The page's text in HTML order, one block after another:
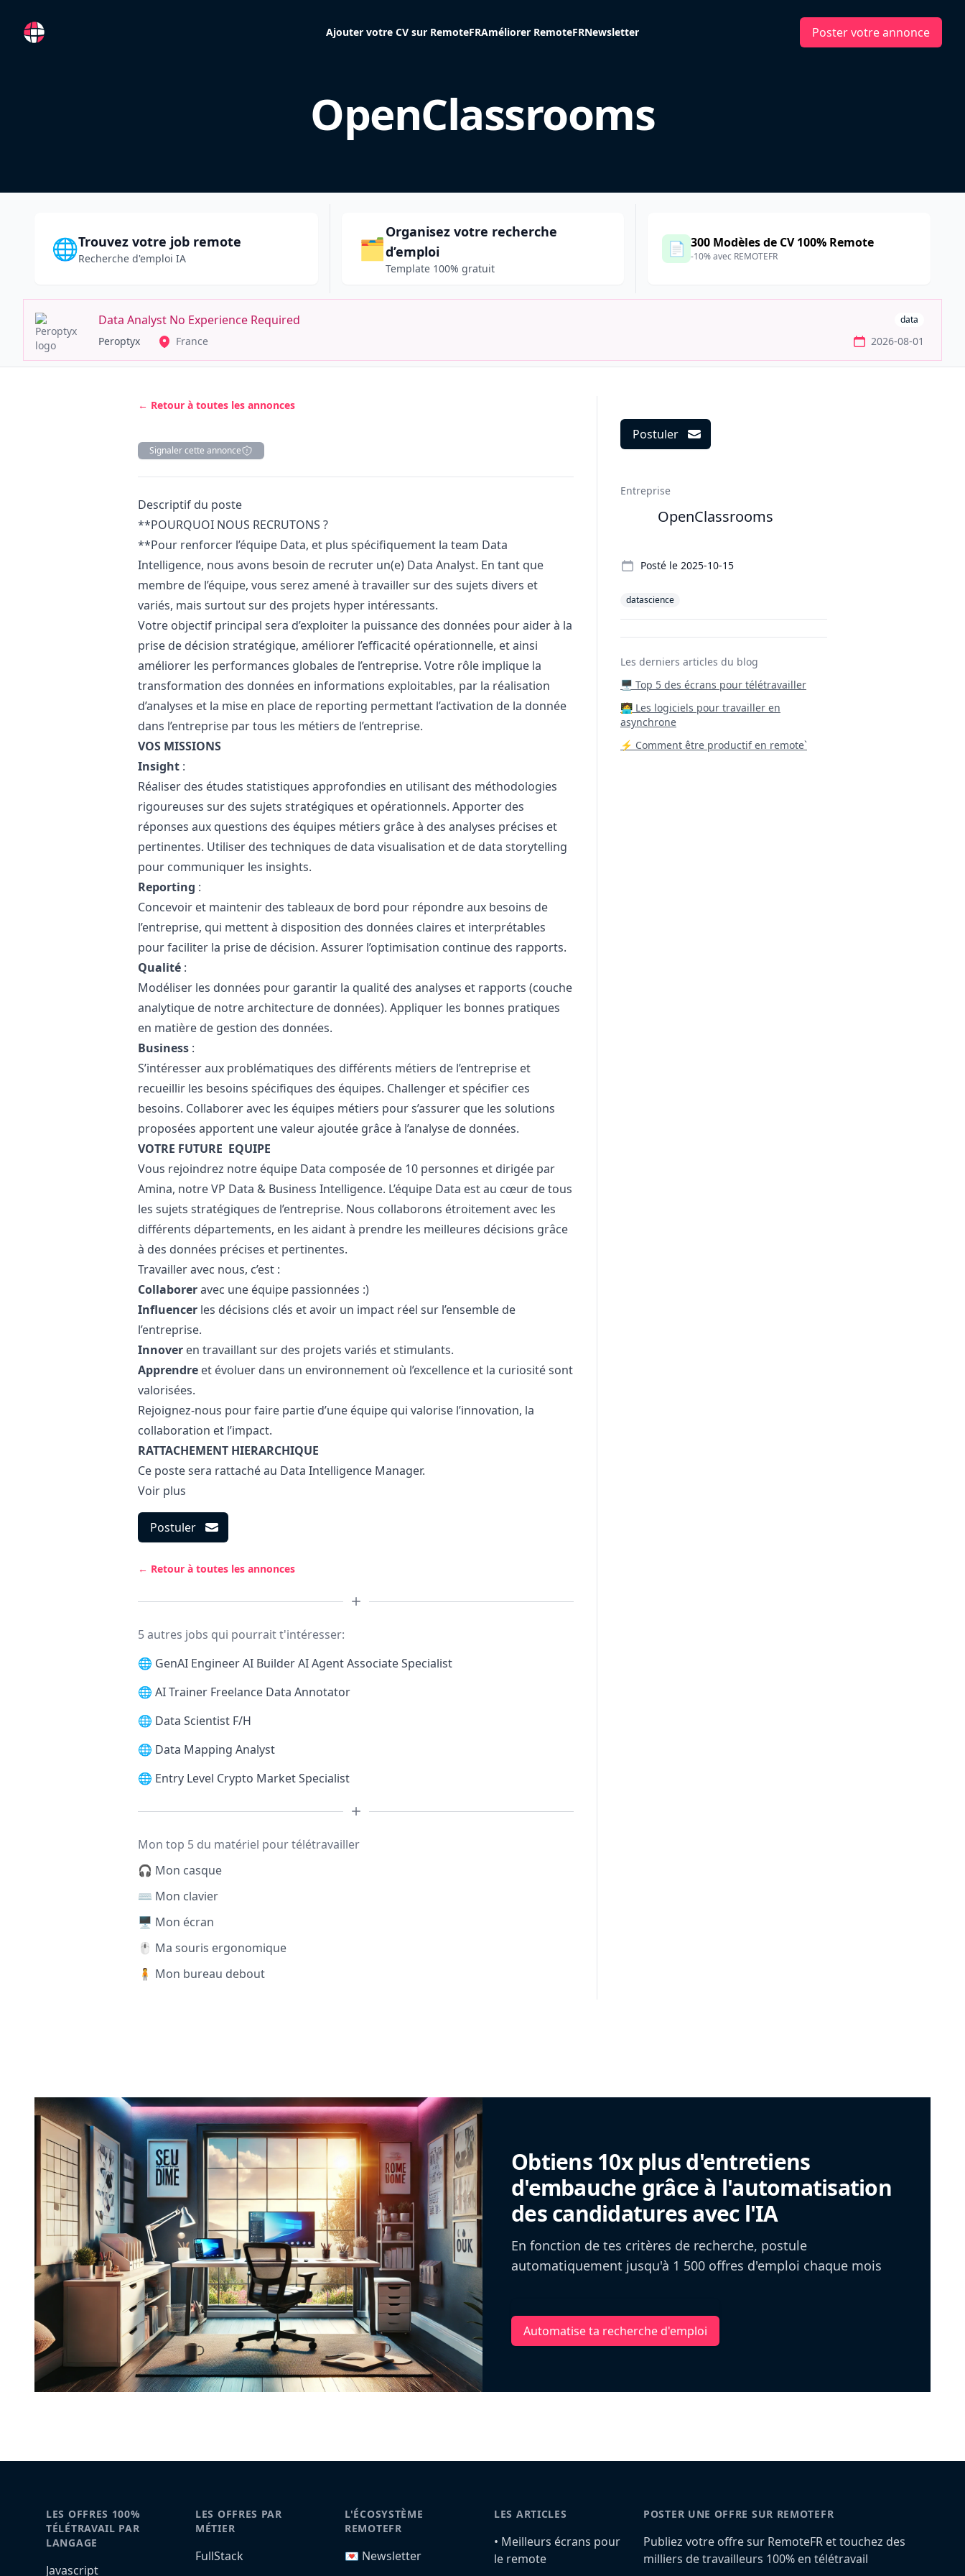
RemoteFR Ajouter votre CV sur RemoteFRAméliorer RemoteFRNewsletter Poster votre annonce
OpenClassrooms
🌐Trouvez votre job remote
Recherche d'emploi IA 🗂️
Organisez votre recherche
d’emploi
Template 100% gratuit
📄 300 Modèles de CV 100% Remote
-10% avec REMOTEFR
Data Analyst No Experience Required data
Peroptyx France 2026-08-01
← Retour à toutes les annonces
Signaler cette annonce
Description
Descriptif du poste
**POURQUOI NOUS RECRUTONS ?
**Pour renforcer l’équipe Data, et plus spécifiquement la team Data
Intelligence, nous avons besoin de recruter un(e) Data Analyst. En tant que
membre de l’équipe, vous serez amené à travailler sur des sujets divers et
variés, mais surtout sur des projets hyper intéressants.
Votre objectif principal sera d’exploiter la puissance des données pour aider à la
prise de décision stratégique, améliorer l’efficacité opérationnelle, et ainsi
améliorer les performances globales de l’entreprise. Votre rôle implique la
transformation des données en informations exploitables, par la réalisation
d’analyses et la mise en place de reporting permettant l’activation de la donnée
dans l’entreprise par tous les métiers de l’entreprise.
VOS MISSIONS
Insight :
Réaliser des études statistiques approfondies en utilisant des méthodologies
rigoureuses sur des sujets stratégiques et opérationnels. Apporter des
réponses aux questions des équipes métiers grâce à des analyses précises et
pertinentes. Utiliser des techniques de data visualisation et de data storytelling
pour communiquer les insights.
Reporting :
Concevoir et maintenir des tableaux de bord pour répondre aux besoins de
l’entreprise, qui mettent à disposition des données claires et interprétables
pour faciliter la prise de décision. Assurer l’optimisation continue des rapports.
Qualité :
Modéliser les données pour garantir la qualité des analyses et rapports (couche
analytique de notre architecture de données). Appliquer les bonnes pratiques
en matière de gestion des données.
Business :
S’intéresser aux problématiques des différents métiers de l’entreprise et
recueillir les besoins spécifiques des équipes. Challenger et spécifier ces
besoins. Collaborer avec les équipes métiers pour s’assurer que les solutions
proposées apportent une valeur ajoutée grâce à l’analyse de données.
VOTRE FUTURE EQUIPE
Vous rejoindrez notre équipe Data composée de 10 personnes et dirigée par
Amina, notre VP Data & Business Intelligence. L’équipe Data est au cœur de tous
les sujets stratégiques de l’entreprise. Nous collaborons étroitement avec les
différents départements, en les aidant à prendre les meilleures décisions grâce
à des données précises et pertinentes.
Travailler avec nous, c’est :
Collaboreravec une équipe passionnées :)
Influencer les décisions clés et avoir un impact réel sur l’ensemble de
l’entreprise.
Innover en travaillant sur des projets variés et stimulants.
Apprendre et évoluer dans un environnement où l’excellence et la curiosité sont
valorisées.
Rejoignez-nous pour faire partie d’une équipe qui valorise l’innovation, la
collaboration et l’impact.
RATTACHEMENT HIERARCHIQUE
Ce poste sera rattaché au Data Intelligence Manager.
Voir plus
Postuler
← Retour à toutes les annonces
5 autres jobs qui pourrait t'intéresser:
🌐 GenAI Engineer AI Builder AI Agent Associate Specialist
🌐 AI Trainer Freelance Data Annotator
🌐 Data Scientist F/H
🌐 Data Mapping Analyst
🌐 Entry Level Crypto Market Specialist
Mon top 5 du matériel pour télétravailler
🎧 Mon casque
⌨️ Mon clavier
🖥️ Mon écran
🖱️ Ma souris ergonomique
🧍 Mon bureau debout
Postuler
Entreprise
OpenClassrooms
Posté le 2025-10-15
datascience
Les derniers articles du blog
🖥️ Top 5 des écrans pour télétravailler
‍🧑‍💻 Les logiciels pour travailler en
asynchrone
⚡ Comment être productif en remote`
Obtiens 10x plus d'entretiens
d'embauche grâce à l'automatisation
des candidatures avec l'IA
En fonction de tes critères de recherche, postule
automatiquement jusqu'à 1 500 offres d'emploi chaque mois
Automatise ta recherche d'emploi
LES OFFRES 100%
TÉLÉTRAVAIL PAR
LANGAGE
Javascript
LES OFFRES PAR
MÉTIER
FullStack
L'ÉCOSYSTÈME
REMOTEFR
💌 Newsletter
LES ARTICLES
•️ Meilleurs écrans pour
le remote
POSTER UNE OFFRE SUR REMOTEFR
Publiez votre offre sur RemoteFR et touchez des
milliers de travailleurs 100% en télétravail